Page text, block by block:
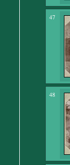
47
48